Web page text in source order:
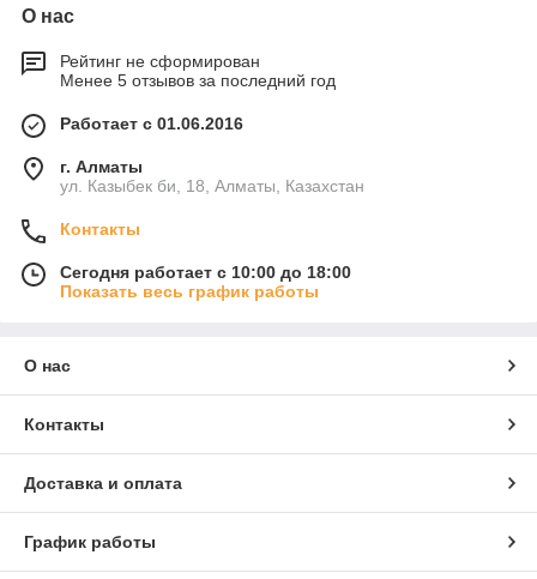
О нас
Рейтинг не сформирован
Менее 5 отзывов за последний год
Работает с 01.06.2016
г. Алматы
ул. Казыбек би, 18, Алматы, Казахстан
Контакты
Сегодня работает с 10:00 до 18:00
Показать весь график работы
О нас
Контакты
Доставка и оплата
График работы